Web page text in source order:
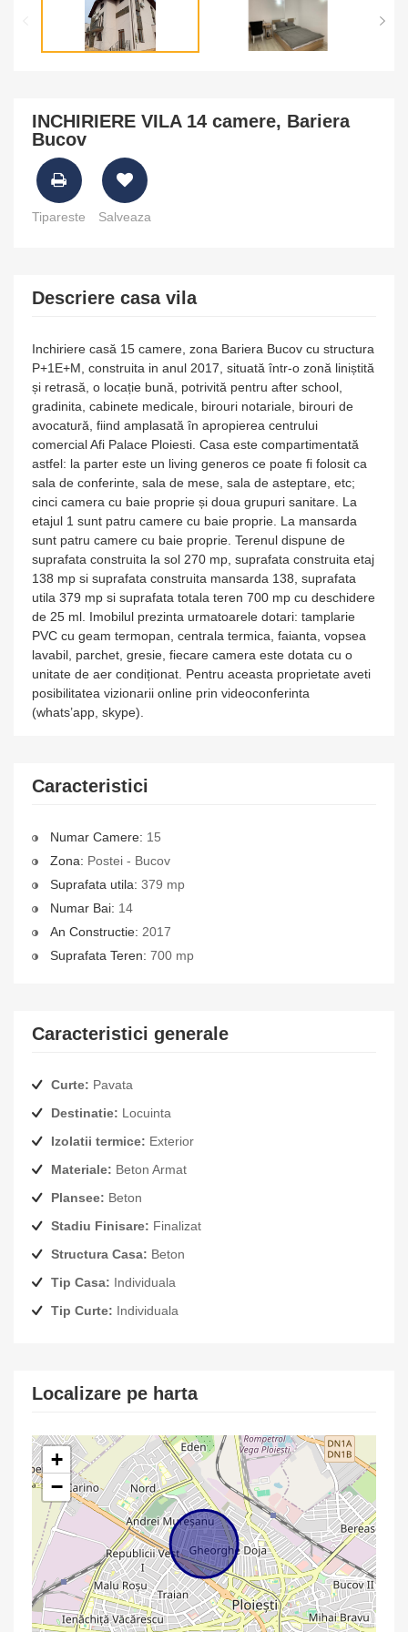
INCHIRIERE VILA 14 camere, Bariera
Bucov
Tipareste Salveaza
Descriere casa vila
Inchiriere casă 15 camere, zona Bariera Bucov cu structura
P+1E+M, construita in anul 2017, situată într-o zonă liniștită
și retrasă, o locație bună, potrivită pentru after school,
gradinita, cabinete medicale, birouri notariale, birouri de
avocatură, fiind amplasată în apropierea centrului
comercial Afi Palace Ploiesti. Casa este compartimentată
astfel: la parter este un living generos ce poate fi folosit ca
sala de conferinte, sala de mese, sala de asteptare, etc;
cinci camera cu baie proprie și doua grupuri sanitare. La
etajul 1 sunt patru camere cu baie proprie. La mansarda
sunt patru camere cu baie proprie. Terenul dispune de
suprafata construita la sol 270 mp, suprafata construita etaj
138 mp si suprafata construita mansarda 138, suprafata
utila 379 mp si suprafata totala teren 700 mp cu deschidere
de 25 ml. Imobilul prezinta urmatoarele dotari: tamplarie
PVC cu geam termopan, centrala termica, faianta, vopsea
lavabil, parchet, gresie, fiecare camera este dotata cu o
unitate de aer condiționat. Pentru aceasta proprietate aveti
posibilitatea vizionarii online prin videoconferinta
(whats’app, skype).
Caracteristici
Numar Camere: 15
Zona: Postei - Bucov
Suprafata utila: 379 mp
Numar Bai: 14
An Constructie: 2017
Suprafata Teren: 700 mp
Caracteristici generale
Curte: Pavata
Destinatie: Locuinta
Izolatii termice: Exterior
Materiale: Beton Armat
Plansee: Beton
Stadiu Finisare: Finalizat
Structura Casa: Beton
Tip Casa: Individuala
Tip Curte: Individuala
Localizare pe harta
+
−